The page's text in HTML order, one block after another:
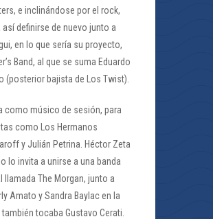
e inclinándose por el rock,
así definirse de nuevo junto a
en lo que sería su proyecto,
Band, al que se suma Eduardo
(posterior bajista de Los Twist).
como músico de sesión, para
como Los Hermanos
y Julián Petrina. Héctor Zeta
lo invita a unirse a una banda
llamada The Morgan, junto a
Amato y Sandra Baylac en la
tocaba Gustavo Cerati.